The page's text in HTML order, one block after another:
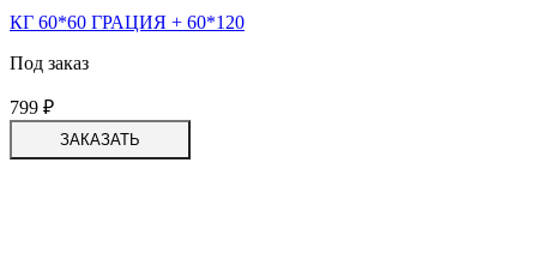
КГ 60*60 ГРАЦИЯ + 60*120
Под заказ
799 ₽
ЗАКАЗАТЬ